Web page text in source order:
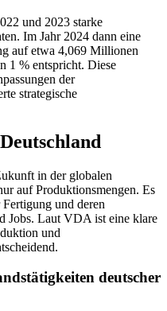
und 2023 starke
Im Jahr 2024 dann eine
auf etwa 4,069 Millionen
1 % entspricht. Diese
der
strategische
in der globalen
auf Produktionsmengen. Es
und deren
Jobs. Laut VDA ist eine klare
und
deutscher